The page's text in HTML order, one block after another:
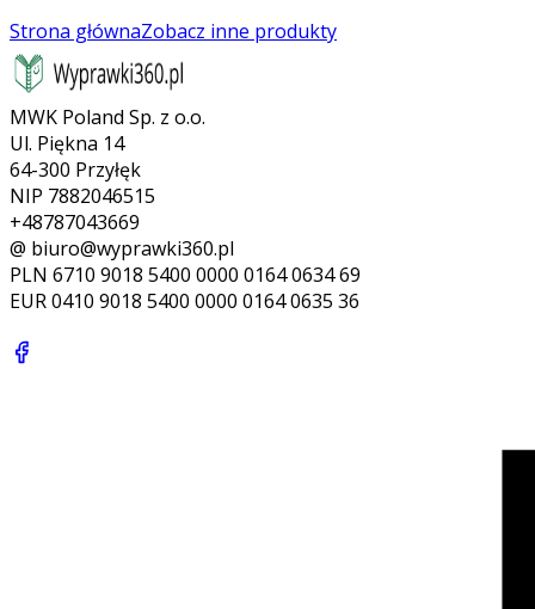
Strona głównaZobacz inne produkty
MWK Poland Sp. z o.o.
Ul. Piękna 14
64-300 Przyłęk
NIP 7882046515
+48787043669
@ biuro@wyprawki360.pl
PLN 6710 9018 5400 0000 0164 0634 69
EUR0410 9018 5400 0000 0164 0635 36